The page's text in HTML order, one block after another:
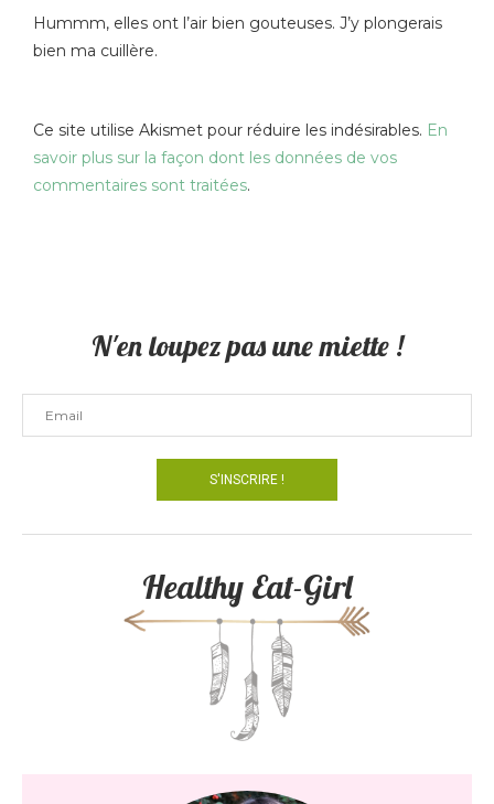
Hummm, elles ont l’air bien gouteuses. J’y plongerais
bien ma cuillère.
Ce site utilise Akismet pour réduire les indésirables. En
savoir plus sur la façon dont les données de vos
commentaires sont traitées.
N'en loupez pas une miette !
Healthy Eat-Girl